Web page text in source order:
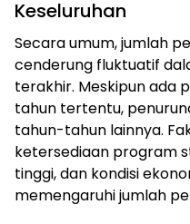
Keseluruhan
Secara umum, jumlah
cenderung fluktuatif
terakhir. Meskipun ada
tahun tertentu,
tahun-tahun lainnya.
ketersediaan program
tinggi, dan kondisi
memengaruhi jumlah